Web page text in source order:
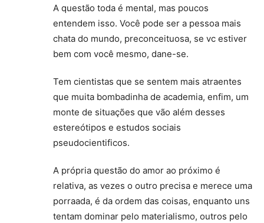
A questão toda é mental, mas poucos
entendem isso. Você pode ser a pessoa mais
chata do mundo, preconceituosa, se vc estiver
bem com você mesmo, dane-se.
Tem cientistas que se sentem mais atraentes
que muita bombadinha de academia, enfim, um
monte de situações que vão além desses
estereótipos e estudos sociais
pseudocientificos.
A própria questão do amor ao próximo é
relativa, as vezes o outro precisa e merece uma
porraada, é da ordem das coisas, enquanto uns
tentam dominar pelo materialismo, outros pelo